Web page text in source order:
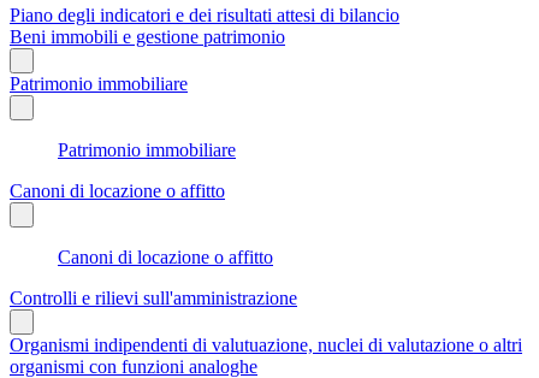
Piano degli indicatori e dei risultati attesi di bilancio
Beni immobili e gestione patrimonio
Patrimonio immobiliare
Patrimonio immobiliare
Canoni di locazione o affitto
Canoni di locazione o affitto
Controlli e rilievi sull'amministrazione
Organismi indipendenti di valutuazione, nuclei di valutazione o altri
organismi con funzioni analoghe